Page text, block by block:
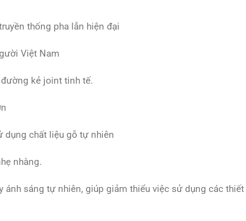
thống pha lẫn hiện đại
Việt Nam
kẻ joint tinh tế.
dụng chất liệu gỗ tự nhiên
nhàng.
sáng tự nhiên, giúp giảm thiểu việc sử dụng các